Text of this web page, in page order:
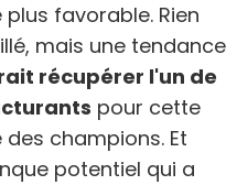
favorable. Rien
mais une tendance
récupérer l'un de
pour cette
champions. Et
potentiel qui a